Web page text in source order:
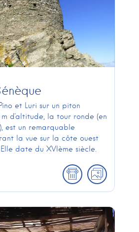
et Luri sur un piton
m d'altitude, la tour ronde (en
est un remarquable
la vue sur la côte ouest
date du XVIème siècle.